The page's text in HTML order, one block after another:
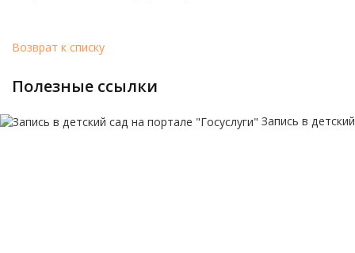
Возврат к списку
полезные ссылки
Запись в